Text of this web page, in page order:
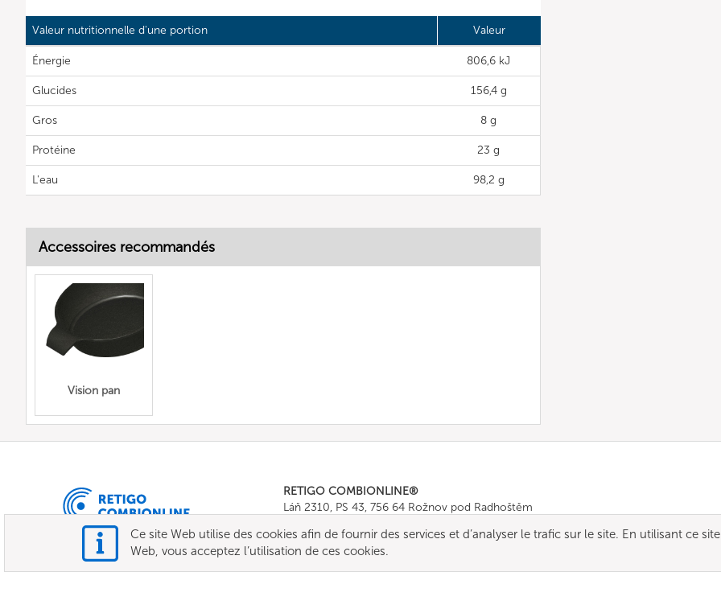
Valeur nutritionnelle d'une portion Valeur
Énergie 806,6 kJ
Glucides 156,4 g
Gros 8 g
Protéine 23 g
L'eau 98,2 g
Accessoires recommandés
Vision pan
RETIGO COMBIONLINE®
Láň 2310, PS 43, 756 64 Rožnov pod Radhoštěm
E-mail: info@combionline.com
Ce site Web utilise des cookies afin de fournir des services et d’analyser le trafic sur le site. En utilisant ce site
Web, vous acceptez l’utilisation de ces cookies.